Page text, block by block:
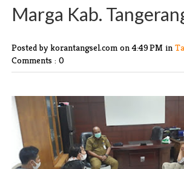
Marga Kab.
Posted by korantangsel.com on 4:49 PM in
Comments : 0